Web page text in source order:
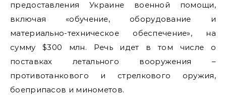
предоставления Украине военной помощи,
включая «обучение, оборудование и
материально-техническое обеспечение», на
сумму $300 млн. Речь идет в том числе о
поставках летального вооружения –
противотанкового и стрелкового оружия,
боеприпасов и минометов.